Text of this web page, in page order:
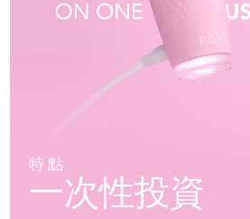
特點
一次性投資